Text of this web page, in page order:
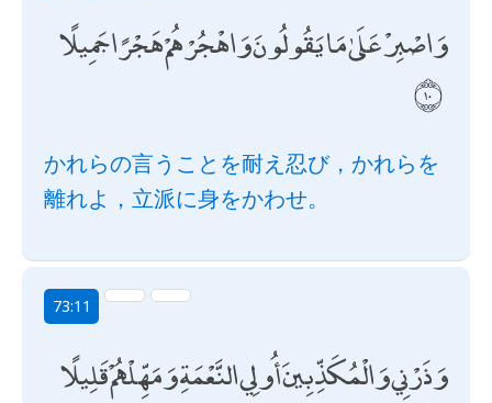
وَاصْبِرْ عَلَىٰ مَا يَقُولُونَ وَاهْجُرْهُمْ هَجْرًا جَمِيلًا
かれらの言うことを耐え忍び，かれらを
離れよ，立派に身をかわせ。
73:11
وَذَرْنِي وَالْمُكَذِّبِينَ أُولِي النَّعْمَةِ وَمَهِّلْهُمْ قَلِيلًا